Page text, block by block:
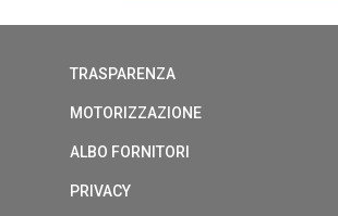
TRASPARENZA
MOTORIZZAZIONE
ALBO FORNITORI
PRIVACY